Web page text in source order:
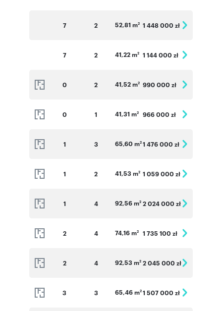
7 2 52,81 m2 1 448 000 zł
7 2 41,22 m2 1 144 000 zł
0 2 41,52 m2 990 000 zł
0 1 41,31 m2 966 000 zł
1 3 65,60 m2 1 476 000 zł
1 2 41,53 m2 1 059 000 zł
1 4 92,56 m2 2 024 000 zł
2 4 74,16 m2 1 735 100 zł
2 4 92,53 m2 2 045 000 zł
3 3 65,46 m2 1 507 000 zł